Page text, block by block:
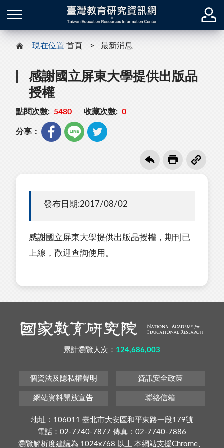
現在位置 首頁 最新消息
感謝國立屏東大學提供出版品
授權
點閱次數: 5480 收藏次數: 0
分享：
發布日期:2017/08/02
感謝國立屏東大學提供出版品授權，期刊已
上線，歡迎查詢使用。
累計瀏覽人次： 124,686,003
個資法及隱私權聲明 資訊安全政策
網站資料開放宣告 聯絡信箱
地址：106011 臺北市大安區和平東路一段179號
電話：02-7740-7877 傳真：02-7740-7886
瀏覽解析度建議為 1024x768 以上 本網站支援Chrome、